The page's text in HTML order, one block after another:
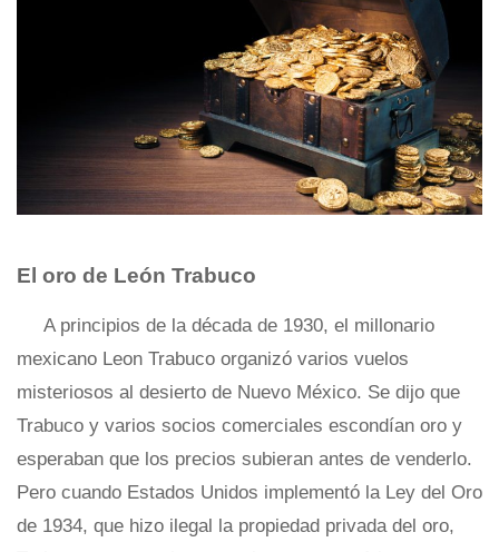
El oro de León Trabuco
A principios de la década de 1930, el millonario
mexicano Leon Trabuco organizó varios vuelos
misteriosos al desierto de Nuevo México. Se dijo que
Trabuco y varios socios comerciales escondían oro y
esperaban que los precios subieran antes de venderlo.
Pero cuando Estados Unidos implementó la Ley del Oro
de 1934, que hizo ilegal la propiedad privada del oro,